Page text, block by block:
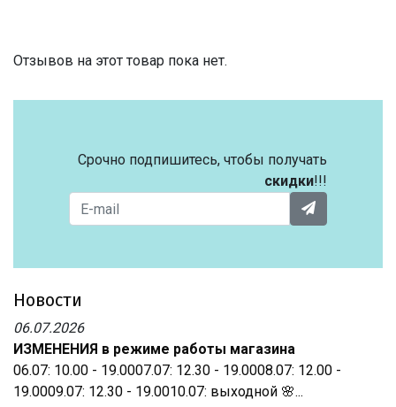
Отзывов на этот товар пока нет.
Срочно подпишитесь, чтобы получать
скидки!!!
Новости
06.07.2026
ИЗМЕНЕНИЯ в режиме работы магазина
06.07: 10.00 - 19.0007.07: 12.30 - 19.0008.07: 12.00 -
19.0009.07: 12.30 - 19.0010.07: выходной 🌸...